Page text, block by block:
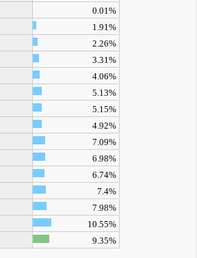
0.01%
1.91%
2.26%
3.31%
4.06%
5.13%
5.15%
4.92%
7.09%
6.98%
6.74%
7.4%
7.98%
10.55%
9.35%